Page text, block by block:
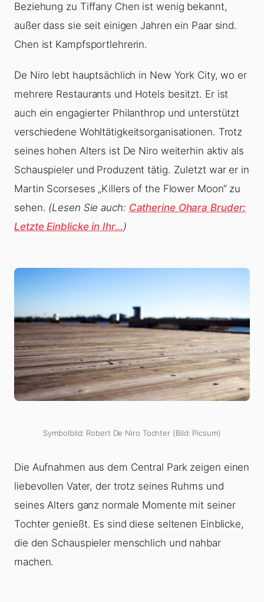
Beziehung zu Tiffany Chen ist wenig bekannt,
außer dass sie seit einigen Jahren ein Paar sind.
Chen ist Kampfsportlehrerin.
De Niro lebt hauptsächlich in New York City, wo er
mehrere Restaurants und Hotels besitzt. Er ist
auch ein engagierter Philanthrop und unterstützt
verschiedene Wohltätigkeitsorganisationen. Trotz
seines hohen Alters ist De Niro weiterhin aktiv als
Schauspieler und Produzent tätig. Zuletzt war er in
Martin Scorseses „Killers of the Flower Moon“ zu
sehen. (Lesen Sie auch: Catherine Ohara Bruder:
Letzte Einblicke in Ihr…)
Symbolbild: Robert De Niro Tochter (Bild: Picsum)
Die Aufnahmen aus dem Central Park zeigen einen
liebevollen Vater, der trotz seines Ruhms und
seines Alters ganz normale Momente mit seiner
Tochter genießt. Es sind diese seltenen Einblicke,
die den Schauspieler menschlich und nahbar
machen.